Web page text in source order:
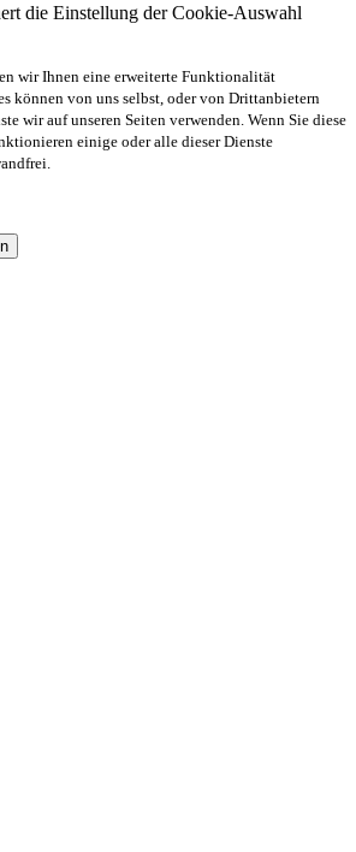
die Einstellung der Cookie-Auswahl
wir Ihnen eine erweiterte Funktionalität
können von uns selbst, oder von Drittanbietern
wir auf unseren Seiten verwenden. Wenn Sie diese
einige oder alle dieser Dienste